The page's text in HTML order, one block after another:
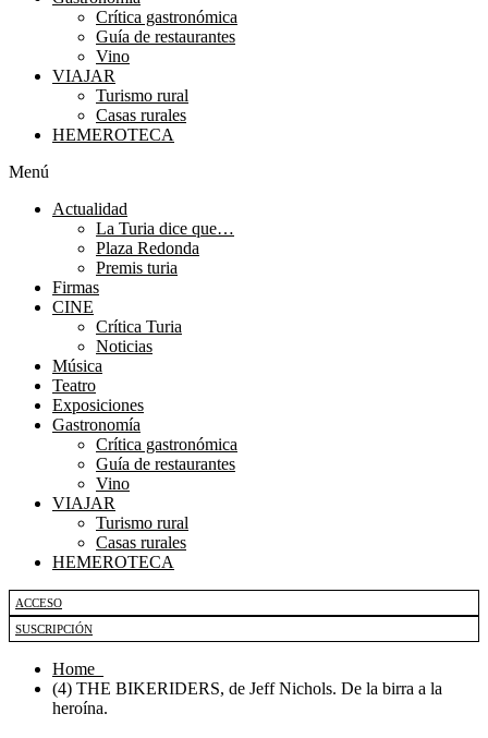
Crítica gastronómica
Guía de restaurantes
Vino
VIAJAR
Turismo rural
Casas rurales
HEMEROTECA
Menú
Actualidad
La Turia dice que…
Plaza Redonda
Premis turia
Firmas
CINE
Crítica Turia
Noticias
Música
Teatro
Exposiciones
Gastronomía
Crítica gastronómica
Guía de restaurantes
Vino
VIAJAR
Turismo rural
Casas rurales
HEMEROTECA
ACCESO
SUSCRIPCIÓN
Home
(4) THE BIKERIDERS, de Jeff Nichols. De la birra a la
heroína.